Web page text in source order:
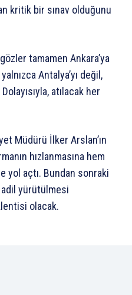
kritik bir sınav olduğunu
tamamen Ankara’ya
Antalya’yı değil,
atılacak her
Müdürü İlker Arslan’ın
hızlanmasına hem
yol açtı. Bundan sonraki
yürütülmesi
olacak.